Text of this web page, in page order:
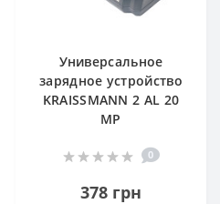
Универсальное
зарядное устройство
KRAISSMANN 2 AL 20
MP
0
378 грн